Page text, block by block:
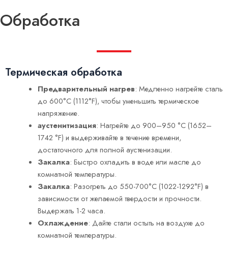
Обработка
Термическая обработка
Предварительный нагрев: Медленно нагрейте сталь
до 600°C (1112°F), чтобы уменьшить термическое
напряжение.
аустенитизация: Нагрейте до 900–950 °C (1652–
1742 °F) и выдерживайте в течение времени,
достаточного для полной аустенизации.
Закалка: Быстро охладить в воде или масле до
комнатной температуры.
Закалка: Разогреть до 550-700°C (1022-1292°F) в
зависимости от желаемой твердости и прочности.
Выдержать 1-2 часа.
Охлаждение: Дайте стали остыть на воздухе до
комнатной температуры.